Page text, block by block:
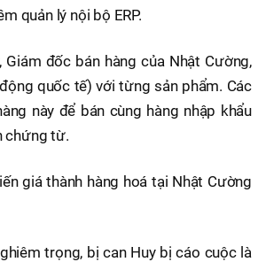
quản lý nội bộ ERP.
đốc bán hàng của Nhật Cường,
quốc tế) với từng sản phẩm. Các
này để bán cùng hàng nhập khẩu
chứng từ.
giá thành hàng hoá tại Nhật Cường
trọng, bị can Huy bị cáo cuộc là